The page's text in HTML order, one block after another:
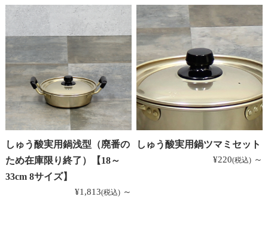
しゅう酸実用鍋浅型（廃番の
ため在庫限り終了）【18～
33cm 8サイズ】
¥1,813(税込) ～
しゅう酸実用鍋ツマミセット
¥220(税込) ～